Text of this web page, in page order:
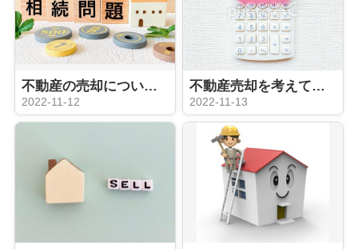
不動産の売却について ローン残債がある場合の注意点
2022-11-12
不動産売却を考えている方向け！初歩編
2022-11-13